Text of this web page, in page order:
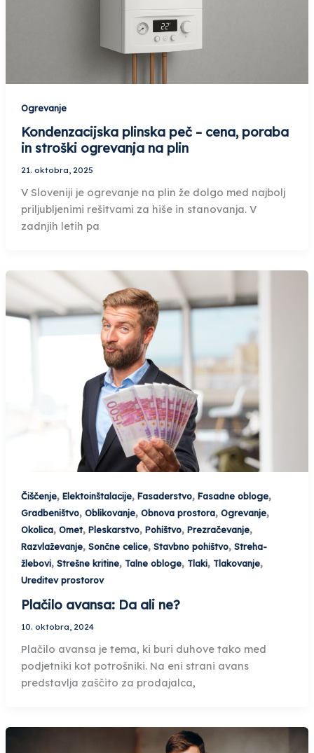
Ogrevanje
Kondenzacijska plinska peč – cena, poraba
in stroški ogrevanja na plin
21. oktobra, 2025
V Sloveniji je ogrevanje na plin že dolgo med najbolj
priljubljenimi rešitvami za hiše in stanovanja. V
zadnjih letih pa
Čiščenje, Elektoinštalacije, Fasaderstvo, Fasadne obloge,
Gradbeništvo, Oblikovanje, Obnova prostora, Ogrevanje,
Okolica, Omet, Pleskarstvo, Pohištvo, Prezračevanje,
Razvlaževanje, Sončne celice, Stavbno pohištvo, Streha-
žlebovi, Strešne kritine, Talne obloge, Tlaki, Tlakovanje,
Ureditev prostorov
Plačilo avansa: Da ali ne?
10. oktobra, 2024
Plačilo avansa je tema, ki buri duhove tako med
podjetniki kot potrošniki. Na eni strani avans
predstavlja zaščito za prodajalca,